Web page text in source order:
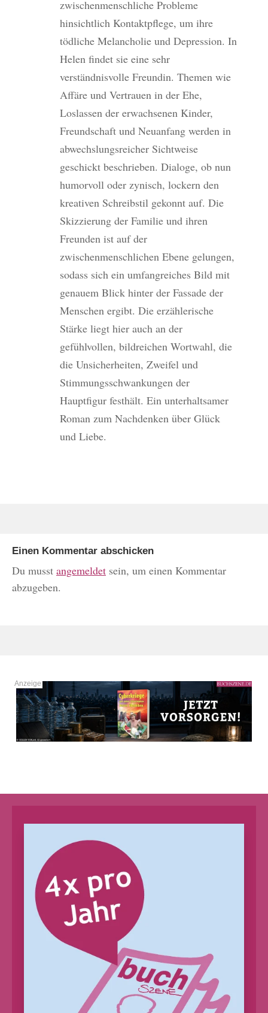
zwischenmenschliche Probleme
hinsichtlich Kontaktpflege, um ihre
tödliche Melancholie und Depression. In
Helen findet sie eine sehr
verständnisvolle Freundin. Themen wie
Affäre und Vertrauen in der Ehe,
Loslassen der erwachsenen Kinder,
Freundschaft und Neuanfang werden in
abwechslungsreicher Sichtweise
geschickt beschrieben. Dialoge, ob nun
humorvoll oder zynisch, lockern den
kreativen Schreibstil gekonnt auf. Die
Skizzierung der Familie und ihren
Freunden ist auf der
zwischenmenschlichen Ebene gelungen,
sodass sich ein umfangreiches Bild mit
genauem Blick hinter der Fassade der
Menschen ergibt. Die erzählerische
Stärke liegt hier auch an der
gefühlvollen, bildreichen Wortwahl, die
die Unsicherheiten, Zweifel und
Stimmungsschwankungen der
Hauptfigur festhält. Ein unterhaltsamer
Roman zum Nachdenken über Glück
und Liebe.
Einen Kommentar abschicken
Du musst angemeldet sein, um einen Kommentar
abzugeben.